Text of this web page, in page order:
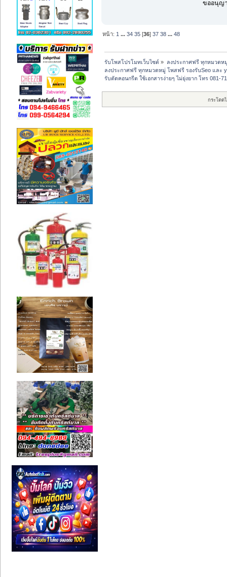
ขออนุญ
หน้า: 1 ...34 35 [36]37 38 ...48
รับโพสโปรโมทเว็บไซต์ » ลงประกาศฟรี ทุกหมวดห
ลงประกาศฟรี ทุกหมวดหมู่ โพสฟรี รองรับSeo และ
รับตัดคอนกรีต ใช้เอกสารง่ายๆ ไม่ยุ่งยาก โทร 081-
กระโดด